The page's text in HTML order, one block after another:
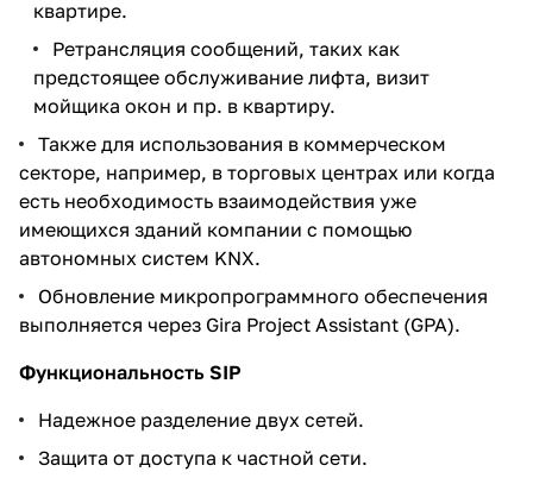
квартире.
Ретрансляция сообщений, таких как
предстоящее обслуживание лифта, визит
мойщика окон и пр. в квартиру.
Также для использования в коммерческом
секторе, например, в торговых центрах или когда
есть необходимость взаимодействия уже
имеющихся зданий компании с помощью
автономных систем KNX.
Обновление микропрограммного обеспечения
выполняется через Gira Project Assistant (GPA).
Функциональность SIP
Надежное разделение двух сетей.
Защита от доступа к частной сети.